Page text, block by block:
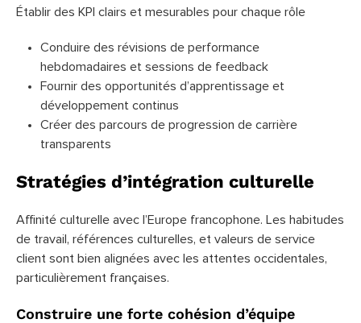
Établir des KPI clairs et mesurables pour chaque rôle
Conduire des révisions de performance
hebdomadaires et sessions de feedback
Fournir des opportunités d’apprentissage et
développement continus
Créer des parcours de progression de carrière
transparents
Stratégies d’intégration culturelle
Affinité culturelle avec l’Europe francophone. Les habitudes
de travail, références culturelles, et valeurs de service
client sont bien alignées avec les attentes occidentales,
particulièrement françaises.
Construire une forte cohésion d’équipe